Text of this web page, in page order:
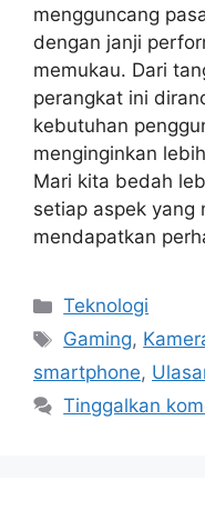
mengguncang
dengan janji
memukau. Dari
perangkat ini
kebutuhan
menginginkan
Mari kita bedah
setiap aspek yang
mendapatkan
Kategori
Teknologi
Tag
Gaming,
smartphone,
Tinggalkan